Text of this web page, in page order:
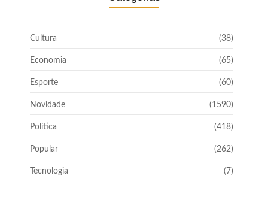
Cultura (38)
Economia (65)
Esporte (60)
Novidade (1590)
Política (418)
Popular (262)
Tecnologia (7)